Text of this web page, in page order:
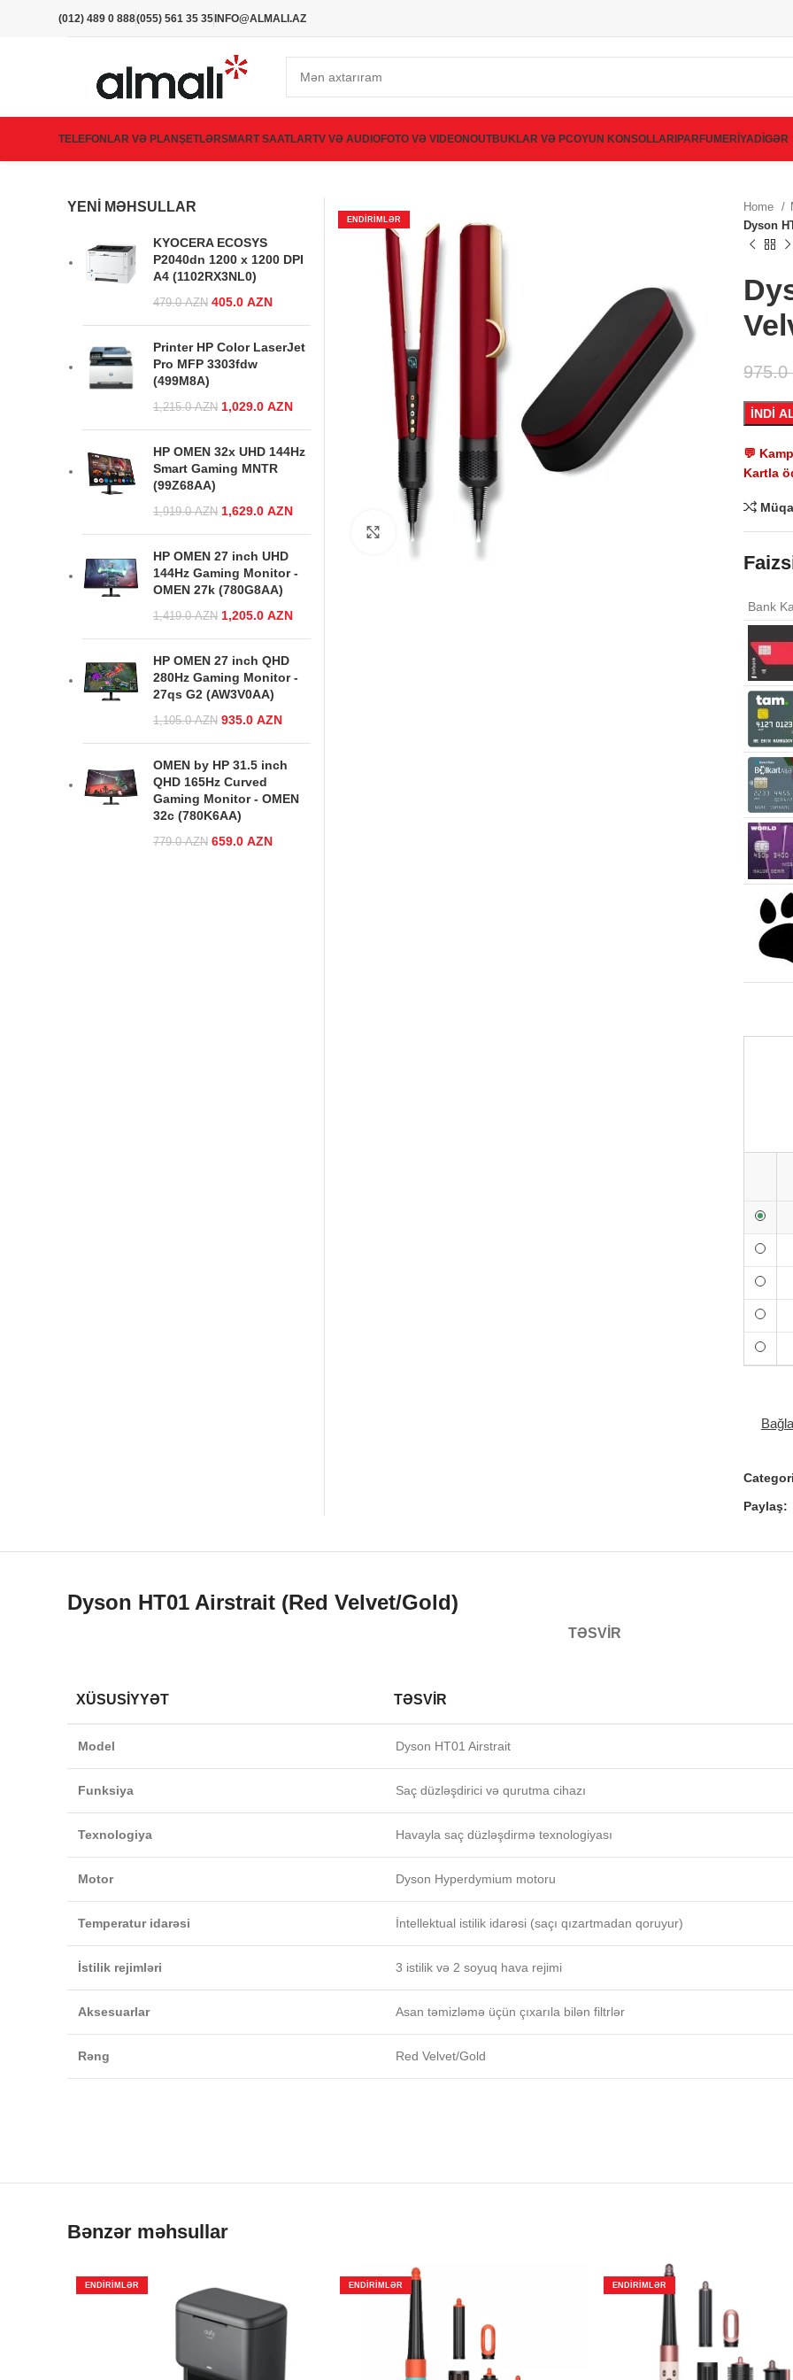
(012) 489 0 888(055) 561 35 35INFO@ALMALI.AZ
TELEFONLAR VƏ PLANŞETLƏRSMART SAATLARTV VƏ AUDIOFOTO VƏ VIDEONOUTBUKLAR VƏ PCOYUN KONSOLLARI PARFUMERİYADİGƏR
ENDIRIMLƏR
Click to enlarge
Home
Dyson
975.0
İNDİ
💬
Kartla
Bank
Bağla
Paylaş:
YENI MƏHSULLAR
KYOCERA ECOSYS
P2040dn 1200 x 1200 DPI
A4 (1102RX3NL0)
479.0AZN Original price was:
405.0 AZN
405.0 AZN.
Printer HP Color LaserJet
Pro MFP 3303fdw
(499M8A)
1,215.0AZN Original price
1,215.0 AZN.
1,029.0 AZN
1,029.0 AZN.
HP OMEN 32x UHD 144Hz
Smart Gaming MNTR
(99Z68AA)
1,919.0AZN Original price
1,919.0 AZN.
1,629.0 AZN
HP OMEN 27 inch UHD
144Hz Gaming Monitor -
OMEN 27k (780G8AA)
1,419.0AZN Original price
1,419.0 AZN.
1,205.0 AZN
HP OMEN 27 inch QHD
280Hz Gaming Monitor -
27qs G2 (AW3V0AA)
1,105.0AZN Original price
1,105.0 AZN.
935.0 AZN
OMEN by HP 31.5 inch
QHD 165Hz Curved
Gaming Monitor - OMEN
32c (780K6AA)
779.0AZN Original price was:
659.0 AZN
Dyson HT01 Airstrait (Red Velvet/Gold)
TƏSVIR
XÜSUSIYYƏT TƏSVIR
Model Dyson HT01 Airstrait
Funksiya Saç düzləşdirici və qurutma cihazı
Texnologiya Havayla saç düzləşdirmə texnologiyası
Motor Dyson Hyperdymium motoru
Temperatur idarəsi İntellektual istilik idarəsi (saçı qızartmadan qoruyur)
İstilik rejimləri 3 istilik və 2 soyuq hava rejimi
Aksesuarlar Asan təmizləmə üçün çıxarıla bilən filtrlər
Rəng Red Velvet/Gold
Bənzər məhsullar
ENDIRIMLƏR ENDIRIMLƏR ENDIRIMLƏR